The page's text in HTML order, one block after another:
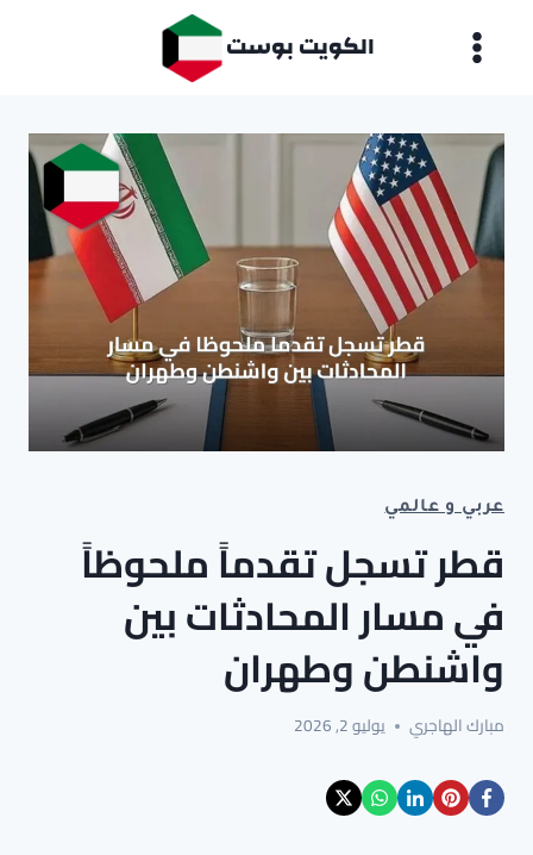
الكويت بوست
عربي و عالمي
قطر تسجل تقدماً ملحوظاً
في مسار المحادثات بين
واشنطن وطهران
مبارك الهاجري يوليو 2, 2026